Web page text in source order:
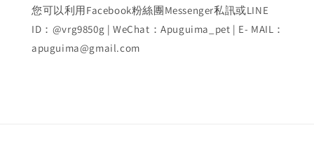
您可以利用Facebook粉絲團Messenger私訊或LINE
ID：@vrg9850g | WeChat：Apuguima_pet | E- MAIL：
apuguima@gmail.com